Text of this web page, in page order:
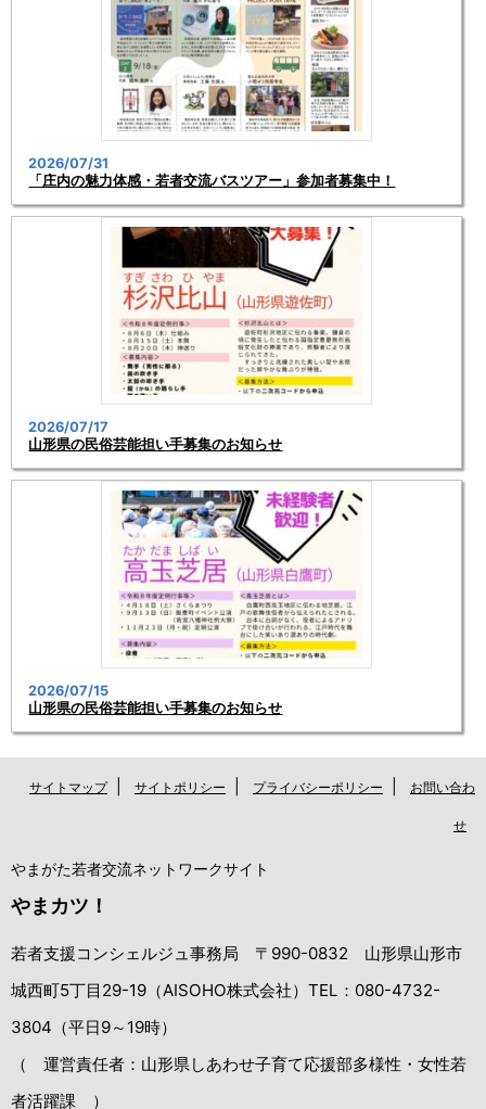
2026/07/31
「庄内の魅力体感・若者交流バスツアー」参加者募集中！
2026/07/17
山形県の民俗芸能担い手募集のお知らせ
2026/07/15
山形県の民俗芸能担い手募集のお知らせ
サイトマップ サイトポリシー プライバシーポリシー お問い合わ
せ
やまがた若者交流ネットワークサイト
やまカツ！
若者支援コンシェルジュ事務局 〒990-0832 山形県山形市
城西町5丁目29-19（AISOHO株式会社）TEL：080-4732-
3804（平日9～19時）
（ 運営責任者：山形県しあわせ子育て応援部多様性・女性若
者活躍課 ）